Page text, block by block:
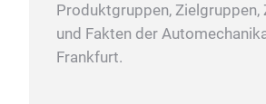
Produktgruppen, Zielgruppen,
und Fakten der
Frankfurt.